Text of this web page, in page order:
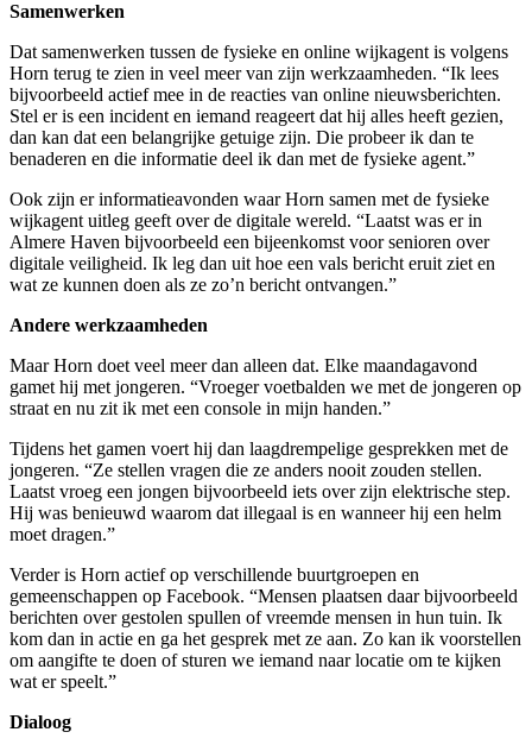
Samenwerken
Dat samenwerken tussen de fysieke en online wijkagent is volgens
Horn terug te zien in veel meer van zijn werkzaamheden. “Ik lees
bijvoorbeeld actief mee in de reacties van online nieuwsberichten.
Stel er is een incident en iemand reageert dat hij alles heeft gezien,
dan kan dat een belangrijke getuige zijn. Die probeer ik dan te
benaderen en die informatie deel ik dan met de fysieke agent.”
Ook zijn er informatieavonden waar Horn samen met de fysieke
wijkagent uitleg geeft over de digitale wereld. “Laatst was er in
Almere Haven bijvoorbeeld een bijeenkomst voor senioren over
digitale veiligheid. Ik leg dan uit hoe een vals bericht eruit ziet en
wat ze kunnen doen als ze zo’n bericht ontvangen.”
Andere werkzaamheden
Maar Horn doet veel meer dan alleen dat. Elke maandagavond
gamet hij met jongeren. “Vroeger voetbalden we met de jongeren op
straat en nu zit ik met een console in mijn handen.”
Tijdens het gamen voert hij dan laagdrempelige gesprekken met de
jongeren. “Ze stellen vragen die ze anders nooit zouden stellen.
Laatst vroeg een jongen bijvoorbeeld iets over zijn elektrische step.
Hij was benieuwd waarom dat illegaal is en wanneer hij een helm
moet dragen.”
Verder is Horn actief op verschillende buurtgroepen en
gemeenschappen op Facebook. “Mensen plaatsen daar bijvoorbeeld
berichten over gestolen spullen of vreemde mensen in hun tuin. Ik
kom dan in actie en ga het gesprek met ze aan. Zo kan ik voorstellen
om aangifte te doen of sturen we iemand naar locatie om te kijken
wat er speelt.”
Dialoog